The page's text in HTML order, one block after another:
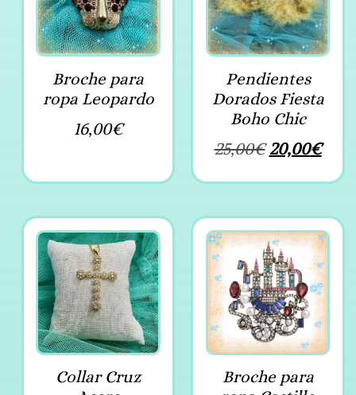
Broche para
ropa Leopardo
16,00€
Pendientes
Dorados Fiesta
Boho Chic
25,00€ 20,00€
Collar Cruz
Broche para